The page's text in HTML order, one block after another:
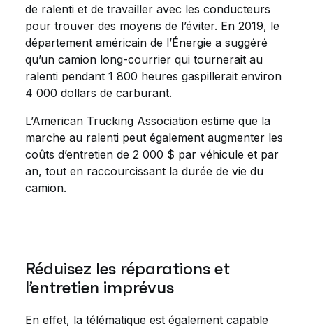
de ralenti et de travailler avec les conducteurs
pour trouver des moyens de l’éviter. En 2019, le
département américain de l’Énergie a suggéré
qu’un camion long-courrier qui tournerait au
ralenti pendant 1 800 heures gaspillerait environ
4 000 dollars de carburant.
L’American Trucking Association estime que la
marche au ralenti peut également augmenter les
coûts d’entretien de 2 000 $ par véhicule et par
an, tout en raccourcissant la durée de vie du
camion.
Réduisez les réparations et
l’entretien imprévus
En effet, la télématique est également capable